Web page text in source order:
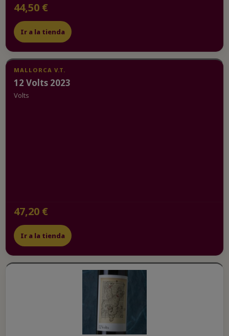
44,50 €
Ir a la tienda
MALLORCA V.T.
12 Volts 2023
Volts
47,20 €
Ir a la tienda